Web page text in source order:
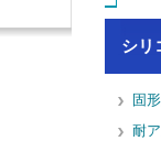
シリ
固
耐